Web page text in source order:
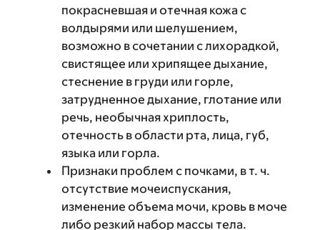
покрасневшая и отечная кожа с
волдырями или шелушением,
возможно в сочетании с лихорадкой,
свистящее или хрипящее дыхание,
стеснение в груди или горле,
затрудненное дыхание, глотание или
речь, необычная хриплость,
отечность в области рта, лица, губ,
языка или горла.
Признаки проблем с почками, в т. ч.
отсутствие мочеиспускания,
изменение объема мочи, кровь в моче
либо резкий набор массы тела.